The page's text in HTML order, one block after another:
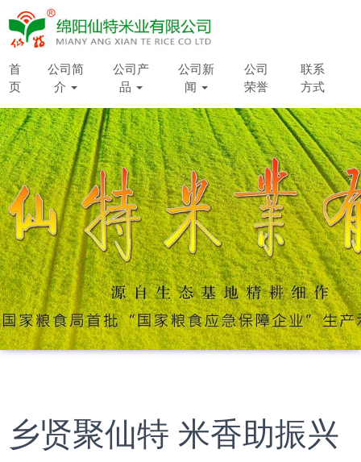
首
页
公司简
介
公司产
品
公司新
闻
公司
荣誉
联系
方式
乡贤聚仙特 米香助振兴